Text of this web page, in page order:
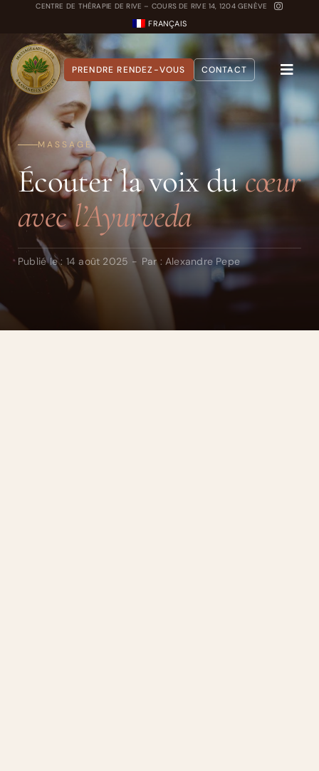
contenu
CENTRE DE THÉRAPIE DE RIVE – COURS DE RIVE 14, 1204 GENÈVE
FRANÇAIS
Toggle
A propos
Nos Soins
Carnet Ayurvédique
Quiz Dosha
PRENDRE RENDEZ-VOUS CONTACT
MASSAGE
Écouter la voix ducœur
avec l’Ayurveda
Publié le : 14 août 2025 - Par : Alexandre Pepe